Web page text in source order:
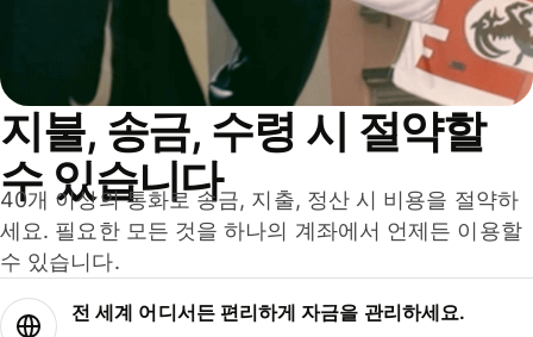
지불, 송금, 수령 시 절약할
수 있습니다
40개 이상의 통화로 송금, 지출, 정산 시 비용을 절약하
세요. 필요한 모든 것을 하나의 계좌에서 언제든 이용할
수 있습니다.
전 세계 어디서든 편리하게 자금을 관리하세요.